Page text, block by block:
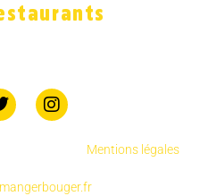
Mentions légales